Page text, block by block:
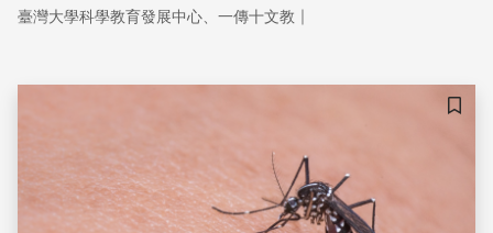
臺灣大學科學教育發展中心、一傳十文教 ｜
儲存